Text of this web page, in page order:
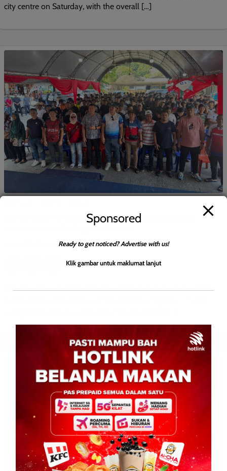
city centre on Saturday, with the overall […]
500 Belia Sertai Kejohanan E-Sukan Karamunting
Anjuran Pemuda Gagasan Rakyat
October 2, 2025 0
SANDAKAN: 02 Oktober 2025 – Lebih 500 belia dari sekitar
Sponsored
Ready to get noticed? Advertise with us!
Klik gambar untuk maklumat lanjut